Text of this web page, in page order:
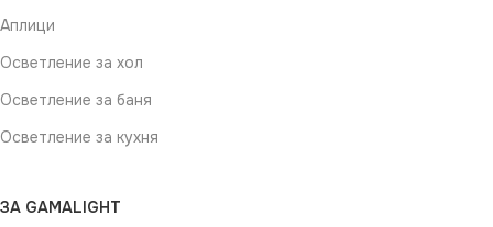
Аплици
Осветление за хол
Осветление за баня
Осветление за кухня
ЗА GAMALIGHT